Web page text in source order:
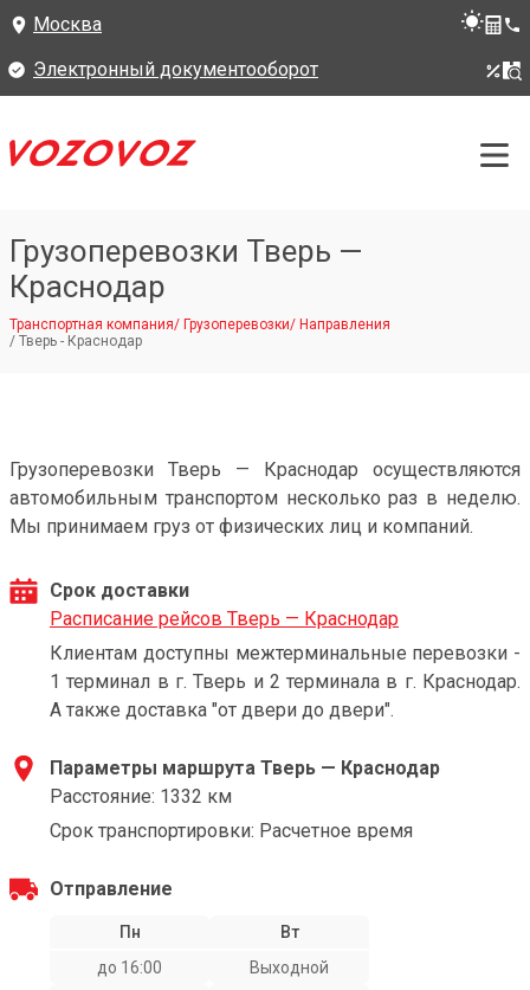
Москва
Электронный документооборот
Грузоперевозки Тверь —
Краснодар
Транспортная компания/ Грузоперевозки/ Направления
/ Тверь - Краснодар
Грузоперевозки Тверь — Краснодар осуществляются
автомобильным транспортом несколько раз в неделю.
Мы принимаем груз от физических лиц и компаний.
Срок доставки
Расписание рейсов Тверь — Краснодар
Клиентам доступны межтерминальные перевозки -
1 терминал в г. Тверь и 2 терминала в г. Краснодар.
А также доставка "от двери до двери".
Параметры маршрута Тверь — Краснодар
Расстояние: 1332 км
Срок транспортировки: Расчетное время
Отправление
Пн
до 16:00
Вт
Выходной